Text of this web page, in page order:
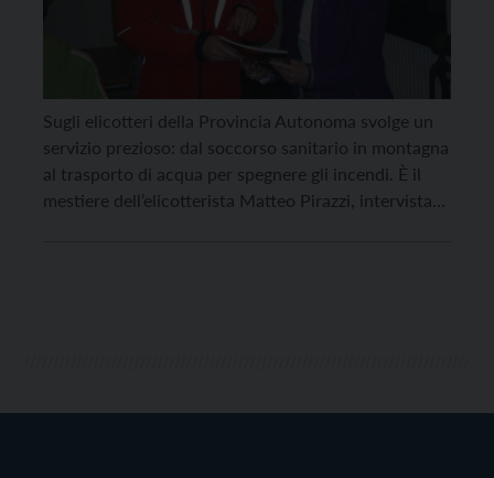
Sugli elicotteri della Provincia Autonoma svolge un
servizio prezioso: dal soccorso sanitario in montagna
al trasporto di acqua per spegnere gli incendi. È il
mestiere dell’elicotterista Matteo Pirazzi, intervistato